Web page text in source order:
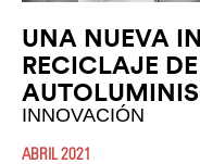
UNA NUEVA
RECICLAJE
INNOVACIÓN
ABRIL 2021